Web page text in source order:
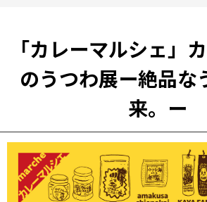
「カレーマルシェ」
のうつわ展ー絶品な
来。ー